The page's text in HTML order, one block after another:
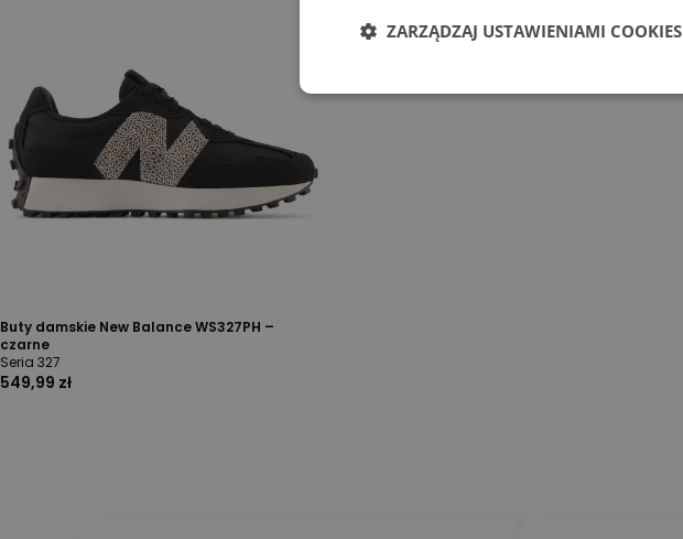
Buty damskie New Balance WS327PH –
czarne
Seria 327
549,99 zł
ZARZĄDZAJ USTAWIENIAMI COOKIES